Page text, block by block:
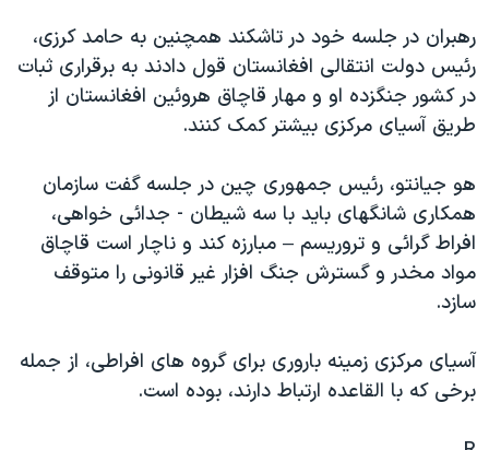
اسرائیل در جنگ
گالری عکس
آرشیو پخش زنده
ورزش زنان در ایران
اعتراضات زن، زندگی، آزادی
مجموعه مستندهای دادخواهی
دادگاه حمید نوری
چهل سال گروگان‌گیری
قانون شفافیت دارائی کادر رهبری ایران
اسرائیل در جنگ
نرگس محمدی برنده جایزه نوبل صلح
زبانهای مختلف
رهبران در جلسه خود در تاشکند همچنين به حامد کرزی،
رئيس دولت انتقالی افغانستان قول دادند به برقراری ثبات
در کشور جنگزده او و مهار قاچاق هروئين افغانستان از
طريق آسيای مرکزی بيشتر کمک کنند.
هو جيانتو، رئيس جمهوری چين در جلسه گفت سازمان
همکاری شانگهای بايد با سه شيطان - جدائی خواهی،
افراط گرائی و تروريسم – مبارزه کند و ناچار است قاچاق
مواد مخدر و گسترش جنگ افزار غير قانونی را متوقف
سازد.
آسيای مرکزی زمينه باروری برای گروه های افراطی، از جمله
برخی که با القاعده ارتباط دارند، بوده است.